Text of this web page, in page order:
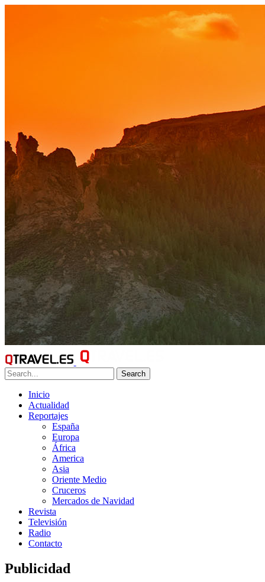
Search
Inicio
Actualidad
Reportajes
España
Europa
África
America
Asia
Oriente Medio
Cruceros
Mercados de Navidad
Revista
Televisión
Radio
Contacto
Publicidad